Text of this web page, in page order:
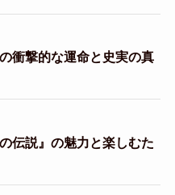
衝撃的な運命と史実の真
伝説』の魅力と楽しむた